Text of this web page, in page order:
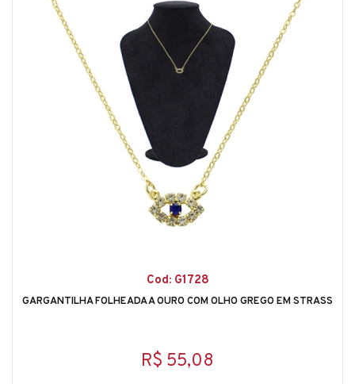
Cod: G1728
GARGANTILHA FOLHEADA A OURO COM OLHO GREGO EM STRASS
R$ 55,08